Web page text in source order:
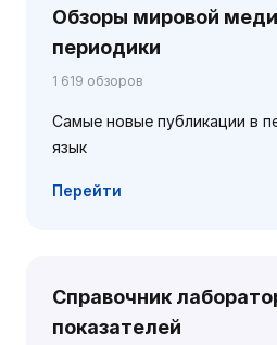
Обзоры мировой
периодики
1 619 обзоров
Самые новые публикации в
язык
Перейти
Справочник
показателей